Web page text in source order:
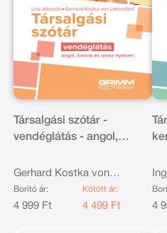
Társalgási szótár -
vendéglátás - angol,
Gerhard Kostka von
Liebinsfeld, Urte Albrecht
Borító ár:
4 999 Ft
Kötött ár:
4 499 Ft 4